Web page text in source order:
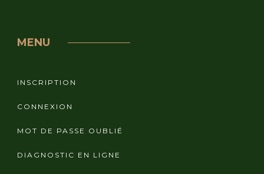
MENU
INSCRIPTION
CONNEXION
MOT DE PASSE OUBLIÉ
DIAGNOSTIC EN LIGNE